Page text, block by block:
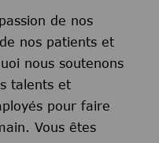
de nos
nos patients et
nous soutenons
talents et
pour faire
Vous êtes